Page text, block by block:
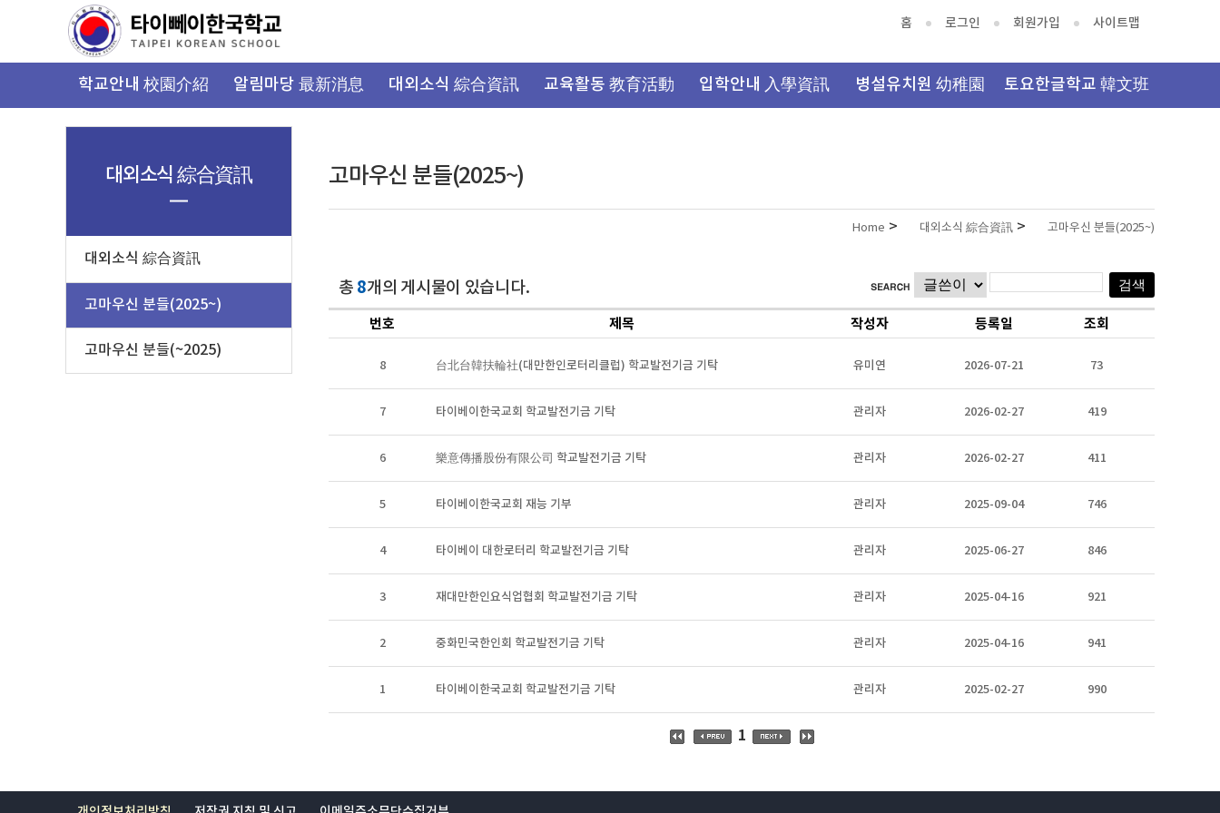
뉴
홈 로그인 회원가입 사이트맵
학교안내 校園介紹 알림마당 最新消息 대외소식 綜合資訊 교육활동 教育活動 입학안내 入學資訊 병설유치원 幼稚園 토요한글학교 韓文班
고마우신 분들(2025~)
Home > 대외소식 綜合資訊 > 고마우신 분들(2025~)
총 8개의 게시물이 있습니다.
번호 제목 작성자 등록일 조회
8 台北台韓扶輪社(대만한인로터리클럽) 학교발전기금 기탁 유미연 2026-07-21 73
7 타이베이한국교회 학교발전기금 기탁 관리자 2026-02-27 419
6 樂意傳播股份有限公司 학교발전기금 기탁 관리자 2026-02-27 411
5 타이베이한국교회 재능 기부 관리자 2025-09-04 746
4 타이베이 대한로터리 학교발전기금 기탁 관리자 2025-06-27 846
3 재대만한인요식업협회 학교발전기금 기탁 관리자 2025-04-16 921
2 중화민국한인회 학교발전기금 기탁 관리자 2025-04-16 941
1 타이베이한국교회 학교발전기금 기탁 관리자 2025-02-27 990
1
대외소식 綜合資訊
대외소식 綜合資訊
고마우신 분들(2025~)
고마우신 분들(~2025)